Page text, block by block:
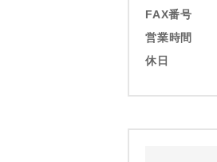
FAX番号
営業時間
休日